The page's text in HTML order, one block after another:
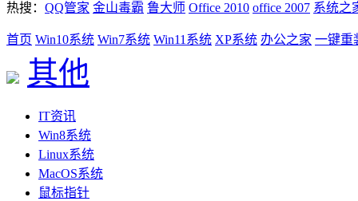
热搜： QQ管家 金山毒霸 鲁大师 Office 2010 office 2007 系统之
首页 Win10系统 Win7系统 Win11系统 XP系统 办公之家 一键重
其他
IT资讯
Win8系统
Linux系统
MacOS系统
鼠标指针